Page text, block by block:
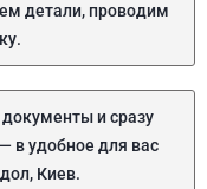
детали, проводим
и сразу
в удобное для вас
Киев.